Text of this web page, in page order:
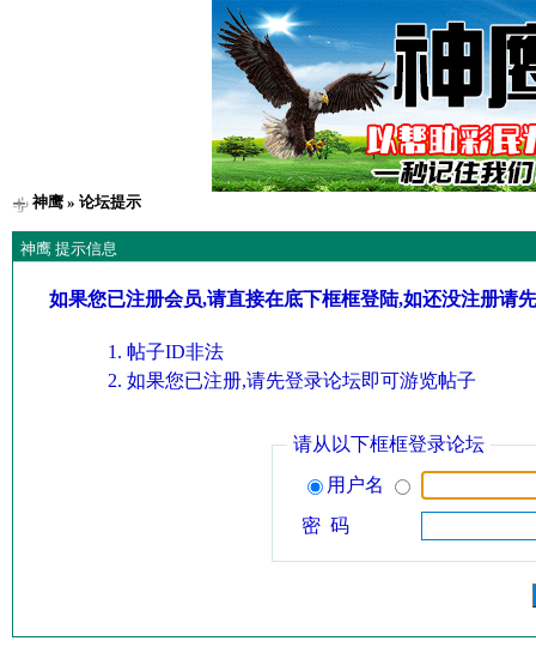
神鹰» 论坛提示
神鹰 提示信息
如果您已注册会员,请直接在底下框框登陆,如还没注册请
帖子ID非法
如果您已注册,请先登录论坛即可游览帖子
请从以下框框登录论坛
用户名
密 码